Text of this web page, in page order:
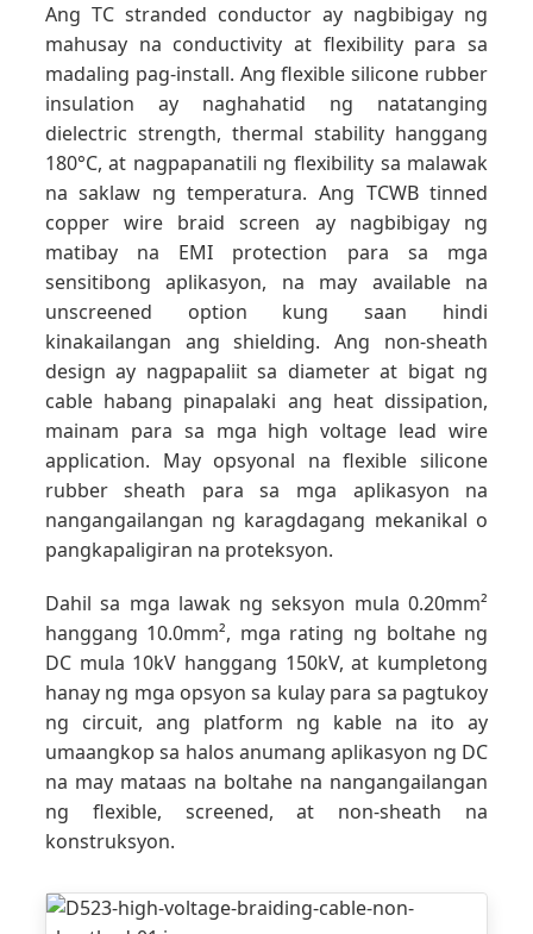
Ang TC stranded conductor ay nagbibigay ng
mahusay na conductivity at flexibility para sa
madaling pag-install. Ang flexible silicone rubber
insulation ay naghahatid ng natatanging
dielectric strength, thermal stability hanggang
180°C, at nagpapanatili ng flexibility sa malawak
na saklaw ng temperatura. Ang TCWB tinned
copper wire braid screen ay nagbibigay ng
matibay na EMI protection para sa mga
sensitibong aplikasyon, na may available na
unscreened option kung saan hindi
kinakailangan ang shielding. Ang non-sheath
design ay nagpapaliit sa diameter at bigat ng
cable habang pinapalaki ang heat dissipation,
mainam para sa mga high voltage lead wire
application. May opsyonal na flexible silicone
rubber sheath para sa mga aplikasyon na
nangangailangan ng karagdagang mekanikal o
pangkapaligiran na proteksyon.
Dahil sa mga lawak ng seksyon mula 0.20mm²
hanggang 10.0mm², mga rating ng boltahe ng
DC mula 10kV hanggang 150kV, at kumpletong
hanay ng mga opsyon sa kulay para sa pagtukoy
ng circuit, ang platform ng kable na ito ay
umaangkop sa halos anumang aplikasyon ng DC
na may mataas na boltahe na nangangailangan
ng flexible, screened, at non-sheath na
konstruksyon.